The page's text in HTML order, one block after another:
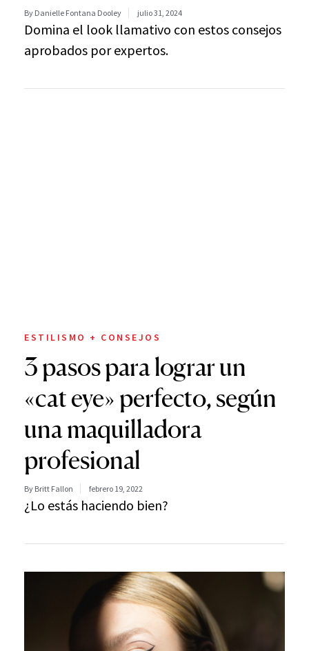
By Danielle Fontana Dooley julio 31, 2024
Domina el look llamativo con estos consejos
aprobados por expertos.
ESTILISMO + CONSEJOS
3 pasos para lograr un
«cat eye» perfecto, según
una maquilladora
profesional
By Britt Fallon febrero 19, 2022
¿Lo estás haciendo bien?